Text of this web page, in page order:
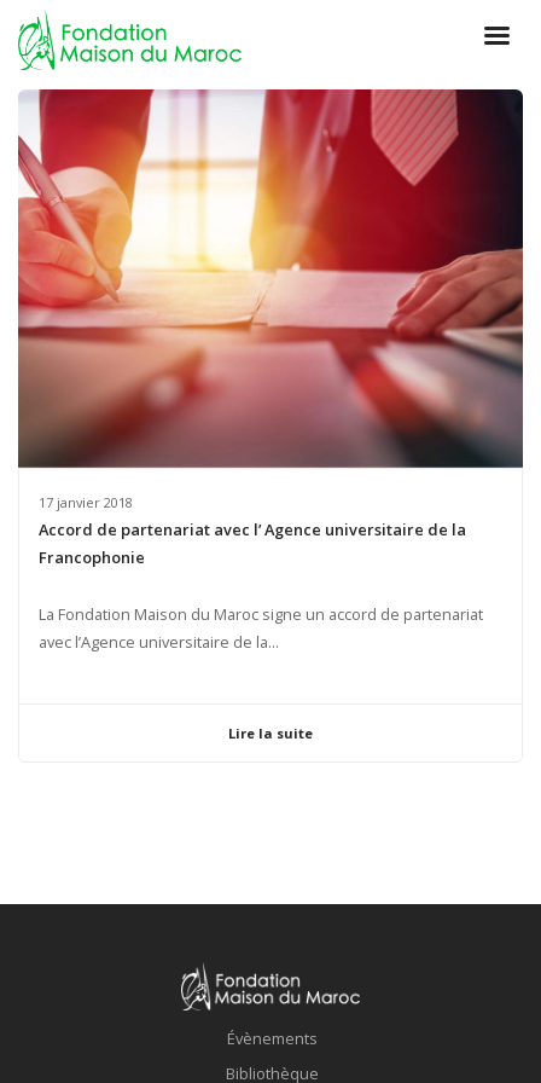
17 janvier 2018
Accord de partenariat avec l’ Agence universitaire de la
Francophonie
La Fondation Maison du Maroc signe un accord de partenariat
avec l’Agence universitaire de la...
Lire la suite
Évènements
Bibliothèque